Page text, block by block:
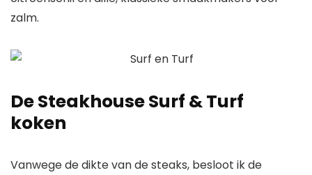
zalm.
De Steakhouse Surf & Turf
koken
Vanwege de dikte van de steaks, besloot ik de